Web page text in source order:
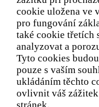
cookie uložena ve
pro fungování
také cookie třetích
analyzovat a
Tyto cookies
pouze s vaším
ukládáním těchto
ovlivnit váš